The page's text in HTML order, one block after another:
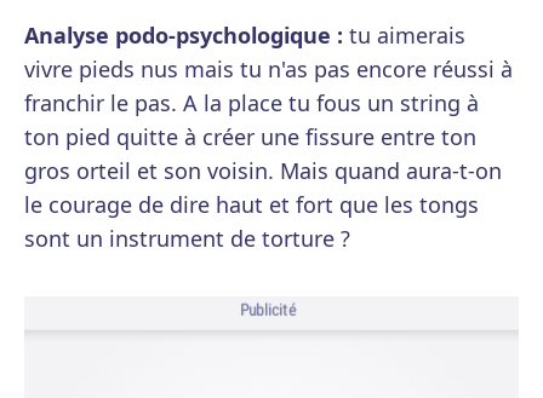
Analyse podo-psychologique : tu aimerais
vivre pieds nus mais tu n'as pas encore réussi à
franchir le pas. A la place tu fous un string à
ton pied quitte à créer une fissure entre ton
gros orteil et son voisin. Mais quand aura-t-on
le courage de dire haut et fort que les tongs
sont un instrument de torture ?
Publicité